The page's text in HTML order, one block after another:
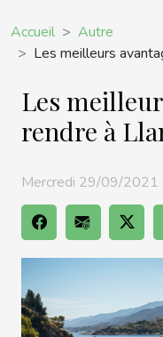
Accueil
Autre
Les meilleurs
Les
rendre à
Mercredi 29/09/2021